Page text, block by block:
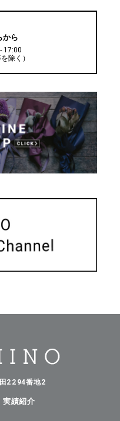
から
17:00
除く）
2294番地2
実績紹介